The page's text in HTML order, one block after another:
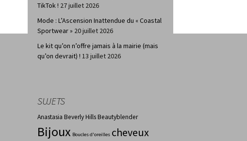
TikTok ! 27 juillet 2026
Mode : L’Ascension Inattendue du « Coastal
Sportwear » 20 juillet 2026
Le kit qu’on n’offre jamais à la mairie (mais
qu’on devrait) ! 13 juillet 2026
SUJETS
Anastasia Beverly HillsBeautyblender
Bijoux Boucles d'oreilles cheveux